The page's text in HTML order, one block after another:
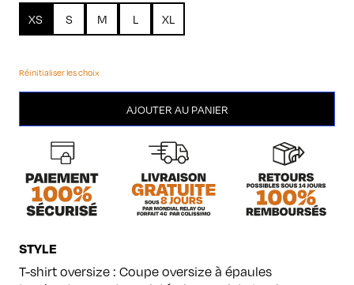
XS S M L XL
Réinitialiser les choix
français
AJOUTER AU PANIER
STYLE
T-shirt oversize : Coupe oversize à épaules